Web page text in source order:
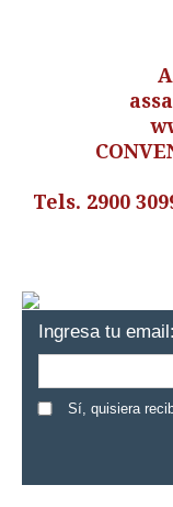
Tels. 2900
Ingresa tu email:
Sí, quisiera